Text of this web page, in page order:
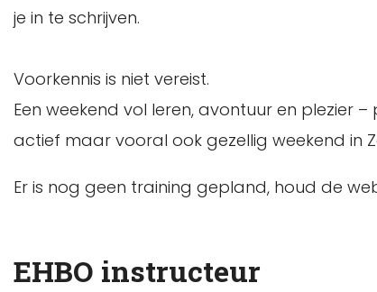
je in te schrijven.
Voorkennis is niet vereist.
Een weekend vol leren, avontuur en plezier
actief maar vooral ook gezellig weekend in
Er is nog geen training gepland, houd de
EHBO instructeur